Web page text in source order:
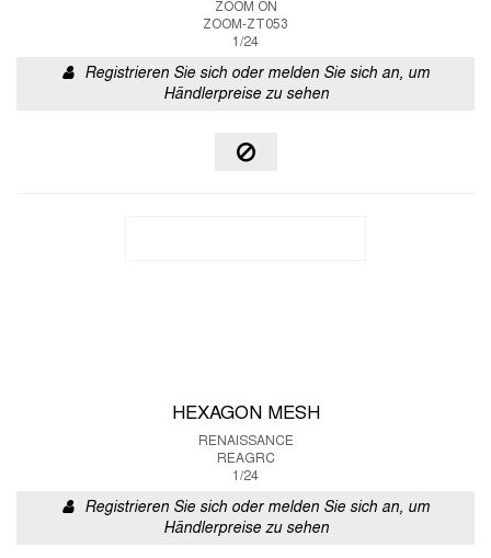
ZOOM ON
ZOOM-ZT053
1/24
Registrieren Sie sich oder melden Sie sich an, um
Händlerpreise zu sehen
HEXAGON MESH
RENAISSANCE
REAGRC
1/24
Registrieren Sie sich oder melden Sie sich an, um
Händlerpreise zu sehen